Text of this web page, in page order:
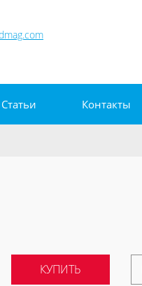
Статьи Контакты
КУПИТЬ